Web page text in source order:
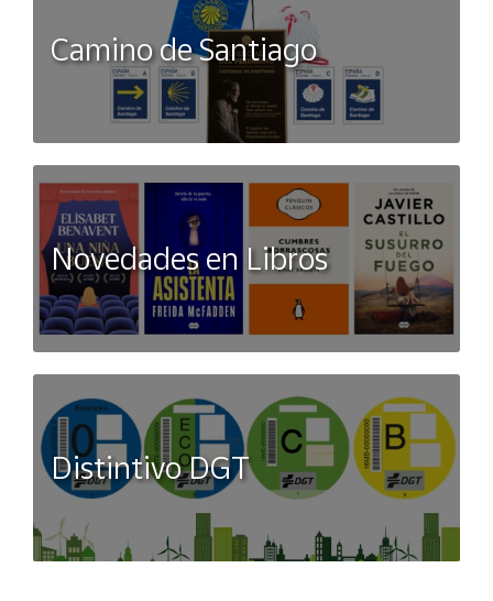
Camino de Santiago
Novedades en Libros
Distintivo DGT